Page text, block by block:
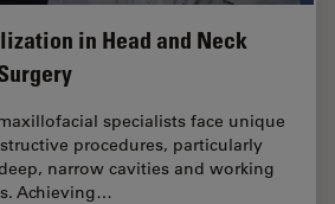
in Head and Neck
specialists face unique
procedures, particularly
narrow cavities and working
Achieving…